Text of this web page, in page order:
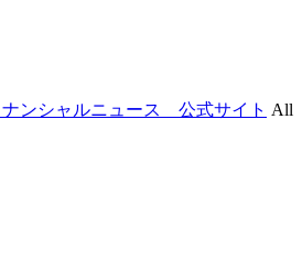
ナンシャルニュース 公式サイト All